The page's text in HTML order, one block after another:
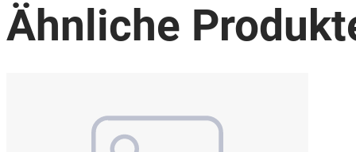
Ähnliche